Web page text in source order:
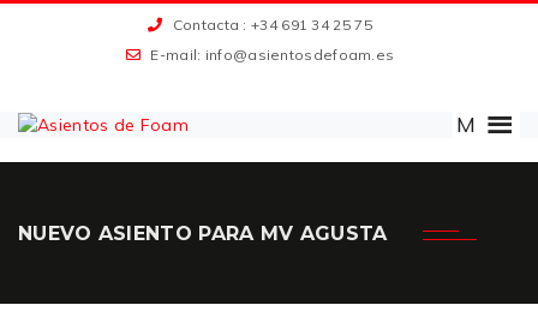
Contacta : +34 691 34 25 75
E-mail: info@asientosdefoam.es
M
NUEVO ASIENTO PARA MV AGUSTA